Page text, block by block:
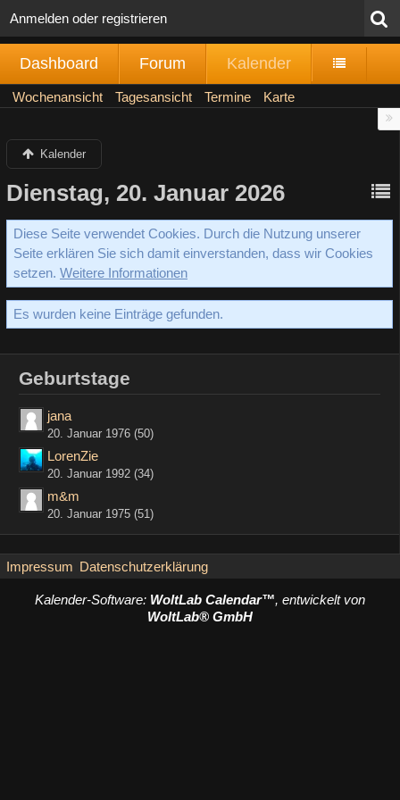
Anmelden oder registrieren
Dashboard Forum Kalender
Wochenansicht Tagesansicht Termine Karte
Kalender
Dienstag, 20. Januar 2026
Diese Seite verwendet Cookies. Durch die Nutzung unserer
Seite erklären Sie sich damit einverstanden, dass wir Cookies
setzen. Weitere Informationen
Es wurden keine Einträge gefunden.
Geburtstage
jana
20. Januar 1976 (50)
LorenZie
20. Januar 1992 (34)
m&m
20. Januar 1975 (51)
Impressum Datenschutzerklärung
Kalender-Software: WoltLab Calendar™, entwickelt von
WoltLab® GmbH